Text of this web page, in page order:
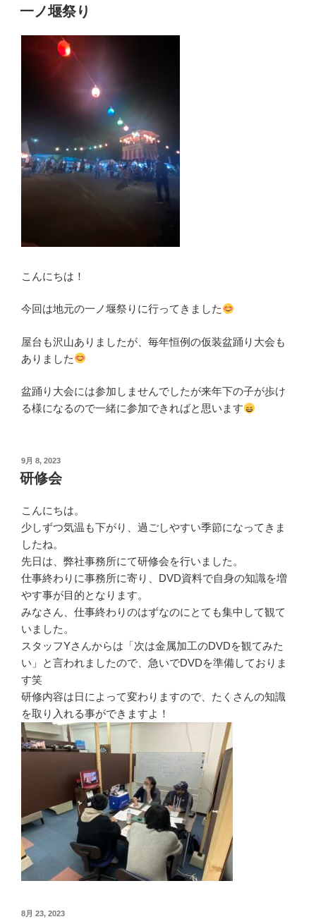
一ノ堰祭り
こんにちは！
今回は地元の一ノ堰祭りに行ってきました
屋台も沢山ありましたが、毎年恒例の仮装盆踊り大会も
ありました
盆踊り大会には参加しませんでしたが来年下の子が歩け
る様になるので一緒に参加できればと思います
投
稿
日:
9月 8, 2023
研修会
こんにちは。
少しずつ気温も下がり、過ごしやすい季節になってきま
したね。
先日は、弊社事務所にて研修会を行いました。
仕事終わりに事務所に寄り、DVD資料で自身の知識を増
やす事が目的となります。
みなさん、仕事終わりのはずなのにとても集中して観て
いました。
スタッフYさんからは「次は金属加工のDVDを観てみた
い」と言われましたので、急いでDVDを準備しておりま
す笑
研修内容は日によって変わりますので、たくさんの知識
を取り入れる事ができますよ！
投
8月 23, 2023